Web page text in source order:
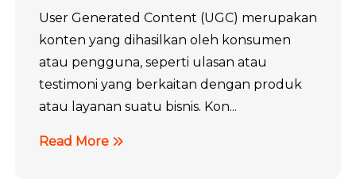
User Generated Content (UGC) merupakan
konten yang dihasilkan oleh konsumen
atau pengguna, seperti ulasan atau
testimoni yang berkaitan dengan produk
atau layanan suatu bisnis. Kon...
Read More